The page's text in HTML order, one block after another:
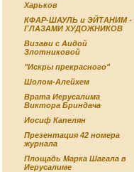
Харьков
КФАР-ШАУЛЬ и ЭЙТАНИМ -
ГЛАЗАМИ ХУДОЖНИКОВ
Визави с Аидой
Злотниковой
"Искры прекрасного"
Шолом-Алейхем
Врата Иерусалима
Виктора Бриндача
Иосиф Капелян
Презентация 42 номера
журнала
Площадь Марка Шагала в
Иерусалиме